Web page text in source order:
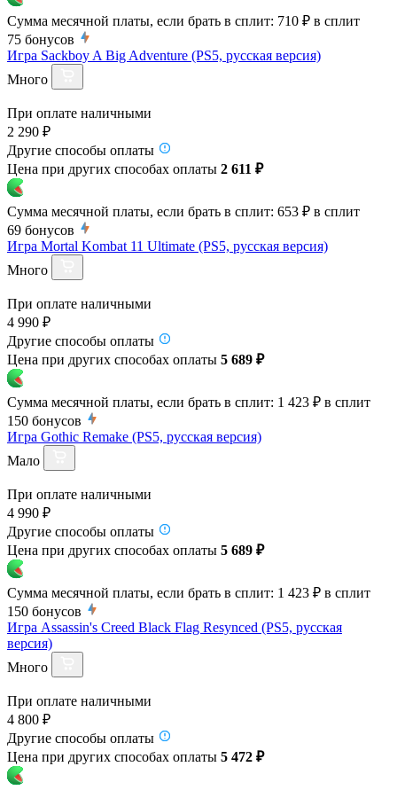
Сумма месячной платы, если брать в сплит: 710 ₽ в сплит
75 бонусов
Игра Sackboy A Big Adventure (PS5, русская версия)
Много
При оплате наличными
2 290 ₽
Другие способы оплаты
Цена при других способах оплаты 2 611 ₽
Сумма месячной платы, если брать в сплит: 653 ₽ в сплит
69 бонусов
Игра Mortal Kombat 11 Ultimate (PS5, русская версия)
Много
При оплате наличными
4 990 ₽
Другие способы оплаты
Цена при других способах оплаты 5 689 ₽
Сумма месячной платы, если брать в сплит: 1 423 ₽ в сплит
150 бонусов
Игра Gothic Remake (PS5, русская версия)
Мало
При оплате наличными
4 990 ₽
Другие способы оплаты
Цена при других способах оплаты 5 689 ₽
Сумма месячной платы, если брать в сплит: 1 423 ₽ в сплит
150 бонусов
Игра Assassin's Creed Black Flag Resynced (PS5, русская
версия)
Много
При оплате наличными
4 800 ₽
Другие способы оплаты
Цена при других способах оплаты 5 472 ₽